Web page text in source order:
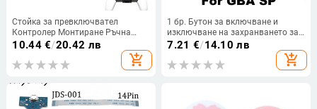
Стойка за превключвател
Контролер Монтиране Ръчна
ръкохватка Съвместим Nintendo
Switch LiteConsole Геймпад За NS
Държач за клипс
10.44€/20.42 лв
add_shopping_cart
1 бр. Бутон за включване и
изключване на захранването за
Gameboy Advance GBA за
7.21 €/14.10 лв
add_shopping_cart